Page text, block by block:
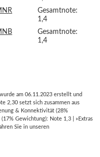
Gesamtnote:
1,4
Gesamtnote:
1,4
am 06.11.2023 erstellt und
2,30 setzt sich zusammen aus
& Konnektivität (28%
Gewichtung): Note 1,3 | »Extras
Sie in unseren